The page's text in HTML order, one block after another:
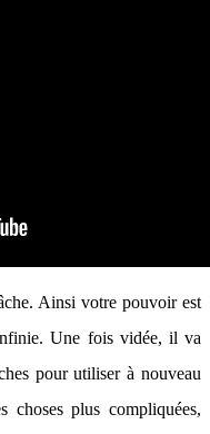
Ainsi votre pouvoir est
Une fois vidée, il va
pour utiliser à nouveau
choses plus compliquées,